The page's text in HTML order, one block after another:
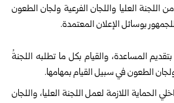
اللجنة العليا واللجان الفرعية ولجان الطعون
بوسائل الإعلان المعتمدة.
المساعدة، والقيام بكل ما تطلبه اللجنةُ
ولجان الطعون في سبيل القيام بمهامها.
الحماية اللازمة لعمل اللجنة العليا، واللجان